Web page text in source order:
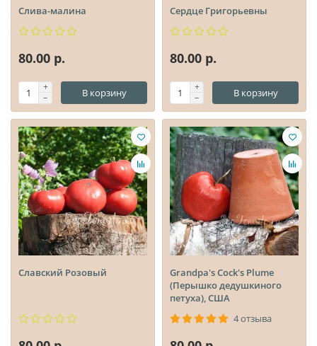
Слива-малина
80.00 р.
В корзину
Сердце Григорьевны
80.00 р.
В корзину
Славский Розовый
Grandpa's Cock's Plume
(Перышко дедушкиного
петуха), США
4 отзыва